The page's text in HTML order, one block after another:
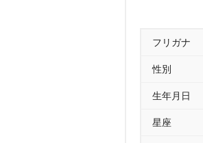
フリガナ
性別
生年月日
星座